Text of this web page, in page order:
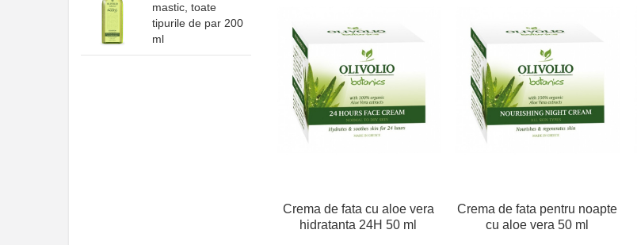
Crema de fata cu aloe vera
hidratanta 24H 50 ml
Crema de fata pentru noapte
cu aloe vera 50 ml
mastic, toate
tipurile de par 200
ml